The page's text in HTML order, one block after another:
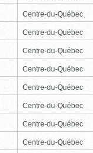
Centre-du-Québec
Centre-du-Québec
Centre-du-Québec
Centre-du-Québec
Centre-du-Québec
Centre-du-Québec
Centre-du-Québec
Centre-du-Québec